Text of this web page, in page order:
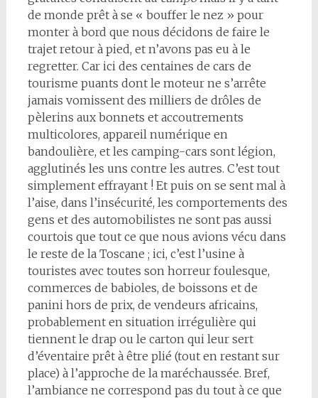
de monde prêt à se « bouffer le nez » pour
monter à bord que nous décidons de faire le
trajet retour à pied, et n’avons pas eu à le
regretter. Car ici des centaines de cars de
tourisme puants dont le moteur ne s’arrête
jamais vomissent des milliers de drôles de
pèlerins aux bonnets et accoutrements
multicolores, appareil numérique en
bandoulière, et les camping-cars sont légion,
agglutinés les uns contre les autres. C’est tout
simplement effrayant ! Et puis on se sent mal à
l’aise, dans l’insécurité, les comportements des
gens et des automobilistes ne sont pas aussi
courtois que tout ce que nous avions vécu dans
le reste de la Toscane ; ici, c’est l’usine à
touristes avec toutes son horreur foulesque,
commerces de babioles, de boissons et de
panini hors de prix, de vendeurs africains,
probablement en situation irrégulière qui
tiennent le drap ou le carton qui leur sert
d’éventaire prêt à être plié (tout en restant sur
place) à l’approche de la maréchaussée. Bref,
l’ambiance ne correspond pas du tout à ce que